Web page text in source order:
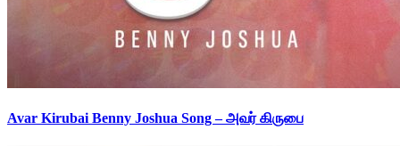
Avar Kirubai Benny Joshua Song – அவர் கிருபை